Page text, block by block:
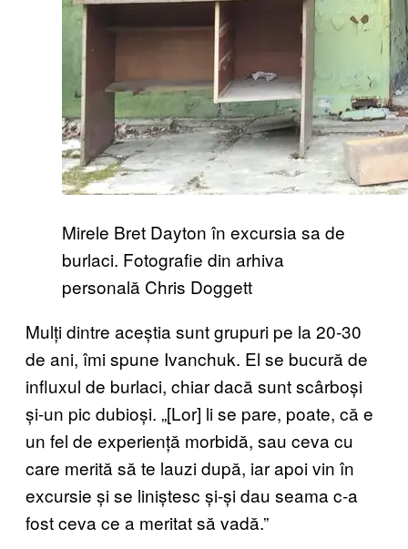
Mirele Bret Dayton în excursia sa de
burlaci. Fotografie din arhiva
personală Chris Doggett
Mulți dintre aceștia sunt grupuri pe la 20-30
de ani, îmi spune Ivanchuk. El se bucură de
influxul de burlaci, chiar dacă sunt scârboși
și-un pic dubioși. „[Lor] li se pare, poate, că e
un fel de experiență morbidă, sau ceva cu
care merită să te lauzi după, iar apoi vin în
excursie și se liniștesc și-și dau seama c-a
fost ceva ce a meritat să vadă.”